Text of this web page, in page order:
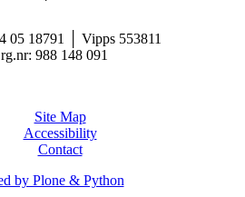
05 18791 Vipps 553811
988 148 091
Site Map
Accessibility
Contact
by Plone & Python